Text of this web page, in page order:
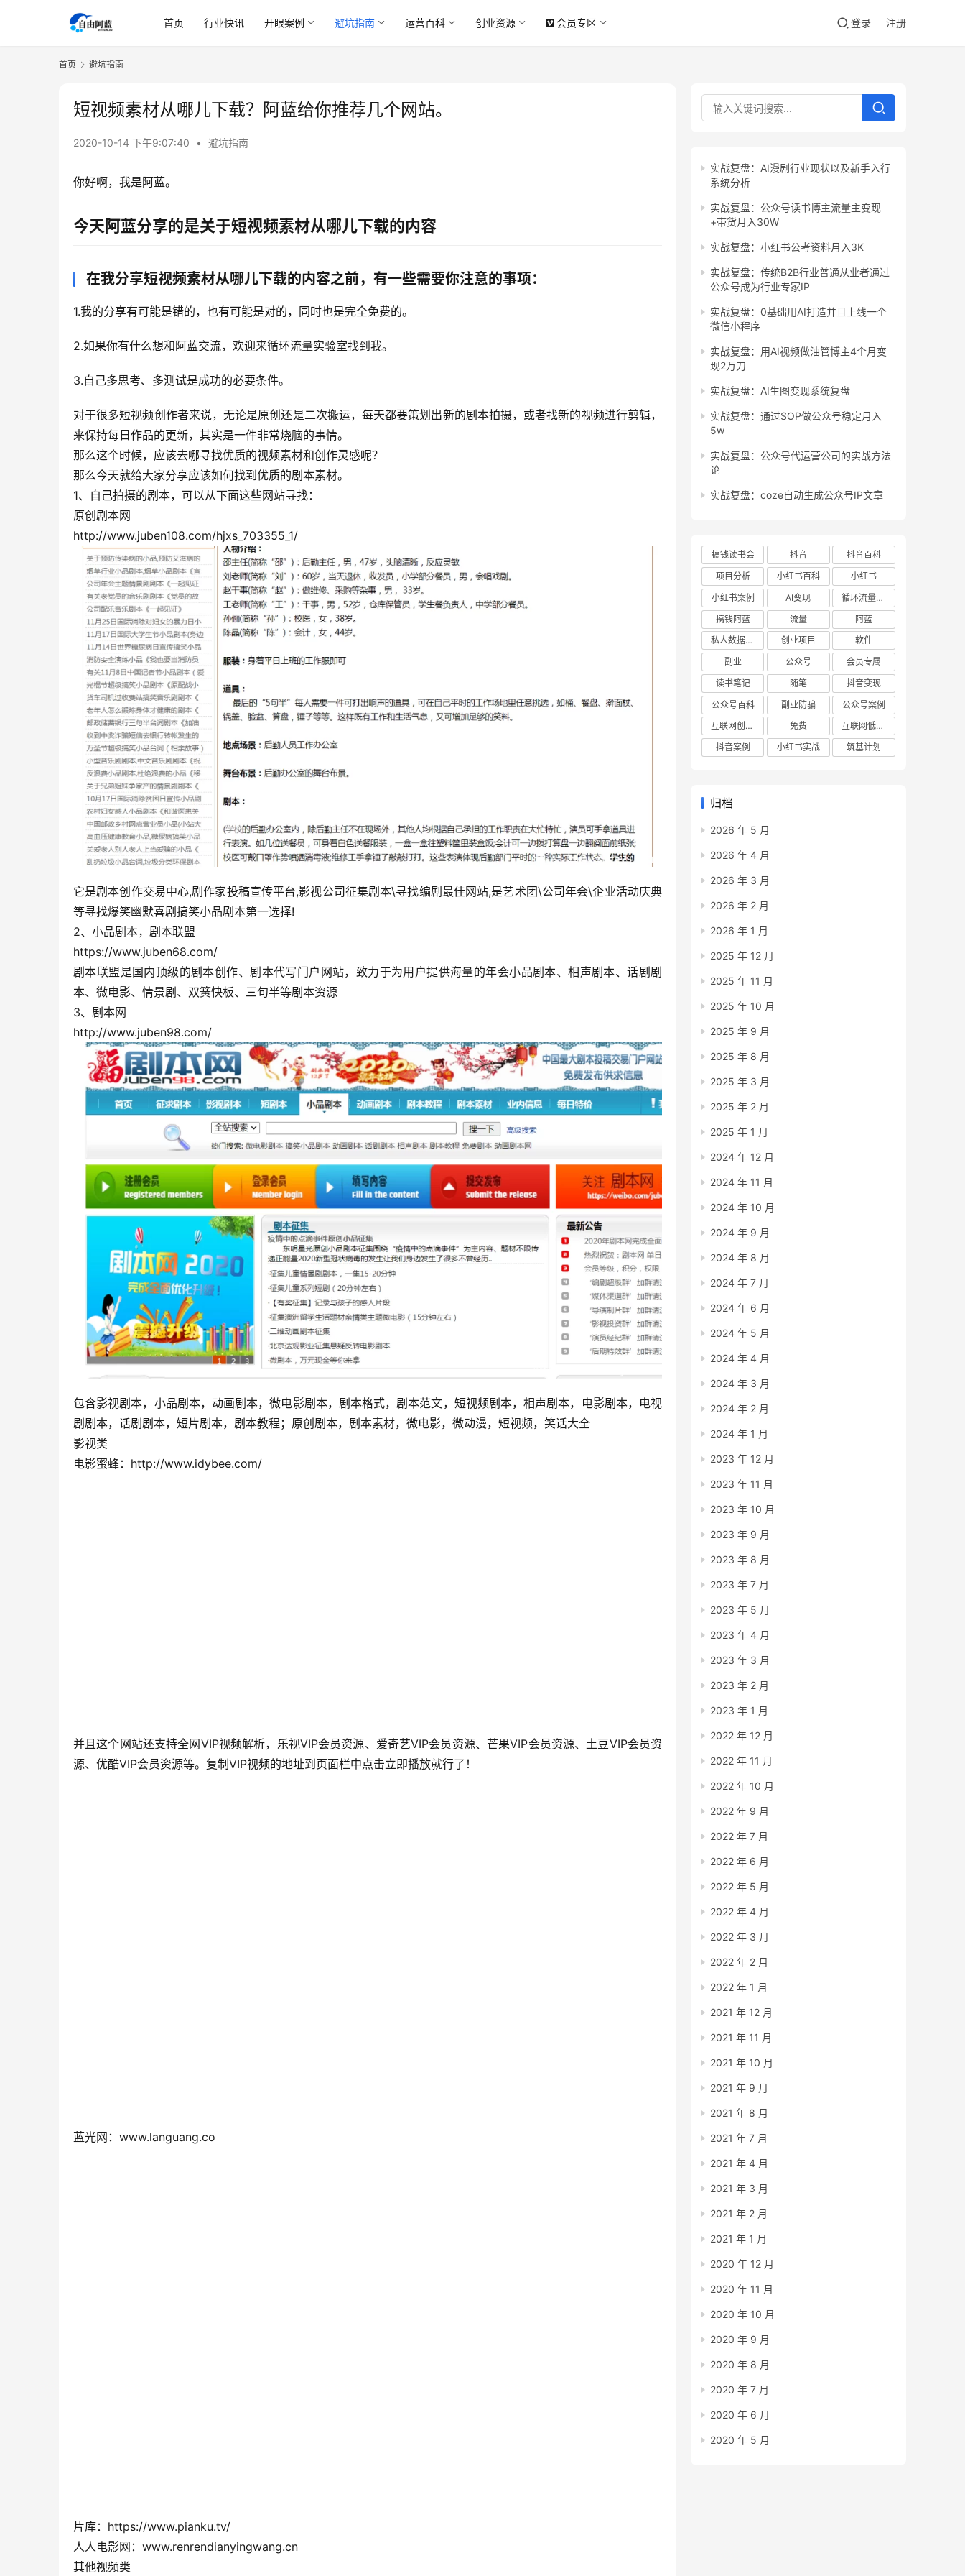
首页 行业快讯 开眼案例 避坑指南 运营百科 创业资源 会员专区 登录 注册
首页 避坑指南
短视频素材从哪儿下载？阿蓝给你推荐几个网站。
2020-10-14 下午9:07:40 • 避坑指南
你好啊，我是阿蓝。
今天阿蓝分享的是关于短视频素材从哪儿下载的内容
在我分享短视频素材从哪儿下载的内容之前，有一些需要你注意的事项：
1.我的分享有可能是错的，也有可能是对的，同时也是完全免费的。
2.如果你有什么想和阿蓝交流，欢迎来循环流量实验室找到我。
3.自己多思考、多测试是成功的必要条件。
对于很多短视频创作者来说，无论是原创还是二次搬运，每天都要策划出新的剧本拍摄，或者找新的视频进行剪辑，
来保持每日作品的更新，其实是一件非常烧脑的事情。
那么这个时候，应该去哪寻找优质的视频素材和创作灵感呢？
那么今天就给大家分享应该如何找到优质的剧本素材。
1、自己拍摄的剧本，可以从下面这些网站寻找：
原创剧本网
http://www.juben108.com/hjxs_703355_1/
它是剧本创作交易中心,剧作家投稿宣传平台,影视公司征集剧本\寻找编剧最佳网站,是艺术团\公司年会\企业活动庆典
等寻找爆笑幽默喜剧搞笑小品剧本第一选择!
2、小品剧本，剧本联盟
https://www.juben68.com/
剧本联盟是国内顶级的剧本创作、剧本代写门户网站，致力于为用户提供海量的年会小品剧本、相声剧本、话剧剧
本、微电影、情景剧、双簧快板、三句半等剧本资源
3、剧本网
http://www.juben98.com/
包含影视剧本，小品剧本，动画剧本，微电影剧本，剧本格式，剧本范文，短视频剧本，相声剧本，电影剧本，电视
剧剧本，话剧剧本，短片剧本，剧本教程；原创剧本，剧本素材，微电影，微动漫，短视频，笑话大全
影视类
电影蜜蜂：http://www.idybee.com/
并且这个网站还支持全网VIP视频解析，乐视VIP会员资源、爱奇艺VIP会员资源、芒果VIP会员资源、土豆VIP会员资
源、优酷VIP会员资源等。复制VIP视频的地址到页面栏中点击立即播放就行了！
蓝光网：www.languang.co
片库：https://www.pianku.tv/
人人电影网：www.renrendianyingwang.cn
其他视频类
实战复盘：AI漫剧行业现状以及新手入行
系统分析
实战复盘：公众号读书博主流量主变现
+带货月入30W
实战复盘：小红书公考资料月入3K
实战复盘：传统B2B行业普通从业者通过
公众号成为行业专家IP
实战复盘：0基础用AI打造并且上线一个
微信小程序
实战复盘：用AI视频做油管博主4个月变
现2万刀
实战复盘：AI生图变现系统复盘
实战复盘：通过SOP做公众号稳定月入
5w
实战复盘：公众号代运营公司的实战方法
论
实战复盘：coze自动生成公众号IP文章
搞钱读书会 抖音
抖音百科
项目分析
小红书百科
小红书
小红书案例
AI变现
循环流量实验室
搞钱阿蓝
流量
阿蓝
私人数据库项目
创业项目
软件
副业
公众号
会员专属
读书笔记
随笔
抖音变现
公众号百科
副业防骗
公众号案例
互联网创业项目
免费
互联网低成本创业项目
抖音案例
小红书实战 筑基计划
归档
2026 年 5 月
2026 年 4 月
2026 年 3 月
2026 年 2 月
2026 年 1 月
2025 年 12 月
2025 年 11 月
2025 年 10 月
2025 年 9 月
2025 年 8 月
2025 年 3 月
2025 年 2 月
2025 年 1 月
2024 年 12 月
2024 年 11 月
2024 年 10 月
2024 年 9 月
2024 年 8 月
2024 年 7 月
2024 年 6 月
2024 年 5 月
2024 年 4 月
2024 年 3 月
2024 年 2 月
2024 年 1 月
2023 年 12 月
2023 年 11 月
2023 年 10 月
2023 年 9 月
2023 年 8 月
2023 年 7 月
2023 年 5 月
2023 年 4 月
2023 年 3 月
2023 年 2 月
2023 年 1 月
2022 年 12 月
2022 年 11 月
2022 年 10 月
2022 年 9 月
2022 年 7 月
2022 年 6 月
2022 年 5 月
2022 年 4 月
2022 年 3 月
2022 年 2 月
2022 年 1 月
2021 年 12 月
2021 年 11 月
2021 年 10 月
2021 年 9 月
2021 年 8 月
2021 年 7 月
2021 年 4 月
2021 年 3 月
2021 年 2 月
2021 年 1 月
2020 年 12 月
2020 年 11 月
2020 年 10 月
2020 年 9 月
2020 年 8 月
2020 年 7 月
2020 年 6 月
2020 年 5 月